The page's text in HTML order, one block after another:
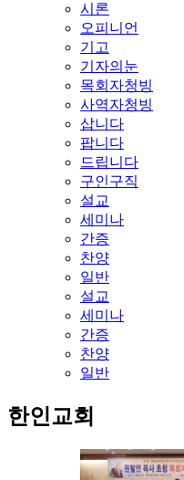
시론
오피니언
기고
기자의눈
목회자청빙
사역자청빙
삽니다
팝니다
드립니다
구인구직
설교
세미나
간증
찬양
일반
설교
세미나
간증
찬양
일반
한인교회